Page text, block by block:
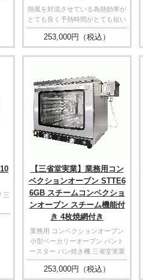
熱風を対流させている為熱効率が
とても良く予熱時間がとても短い
253,000円（税込）
三
【三省堂実業】業務用コン
ベクションオーブン STTE6
6GB スチームコンベクショ
ンオーブン スチーム機能付
き 4枚焼網付き
業務用 コンベクションオーブン
小型ベーカリーオーブン パント
ースター パン焼き機 三省堂実業
253,000円（税込）